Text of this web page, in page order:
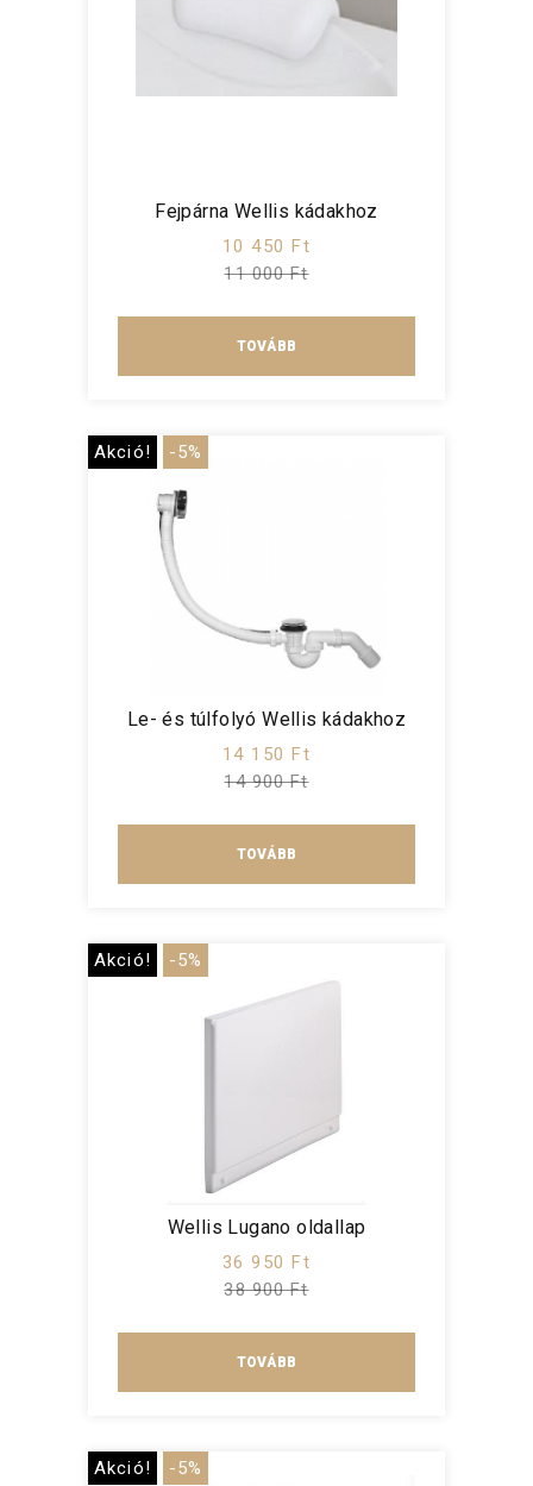
Fejpárna Wellis kádakhoz
10 450 Ft
11 000 Ft
TOVÁBB
Akció! -5%
Le- és túlfolyó Wellis kádakhoz
14 150 Ft
14 900 Ft
TOVÁBB
Akció! -5%
Wellis Lugano oldallap
36 950 Ft
38 900 Ft
TOVÁBB
Akció! -5%